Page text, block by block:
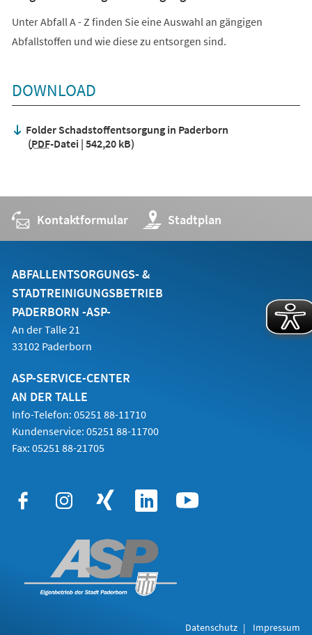
Unter Abfall A - Z finden Sie eine Auswahl an gängigen
Abfallstoffen und wie diese zu entsorgen sind.
DOWNLOAD
Folder Schadstoffentsorgung in Paderborn
PDF-Datei 542,20 kB
Kontaktformular Stadtplan
(Öffnet
in
einem
Tab)
ABFALLENTSORGUNGS- &
STADTREINIGUNGSBETRIEB
PADERBORN -ASP-
An der Talle 21
33102 Paderborn
ASP-SERVICE-CENTER
AN DER TALLE
Info-Telefon: 05251 88-11710
Kundenservice: 05251 88-11700
Fax: 05251 88-21705
Datenschutz Impressum